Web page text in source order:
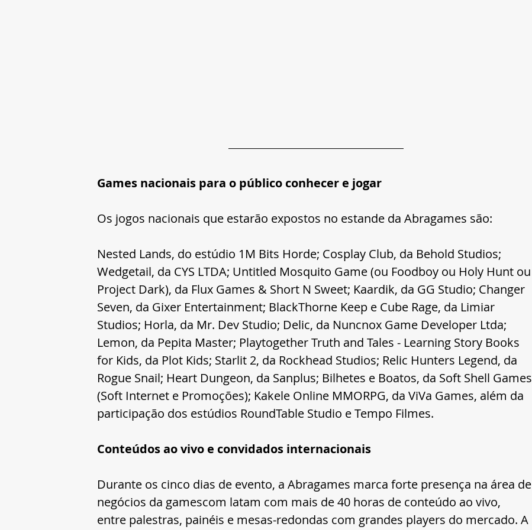
Games nacionais para o público conhecer e jogar
Os jogos nacionais que estarão expostos no estande da Abragames são:
Nested Lands, do estúdio 1M Bits Horde; Cosplay Club, da Behold Studios;
Wedgetail, da CYS LTDA; Untitled Mosquito Game (ou Foodboy ou Holy Hunt ou
Project Dark), da Flux Games & Short N Sweet; Kaardik, da GG Studio; Changer
Seven, da Gixer Entertainment; BlackThorne Keep e Cube Rage, da Limiar
Studios; Horla, da Mr. Dev Studio; Delic, da Nuncnox Game Developer Ltda;
Lemon, da Pepita Master; Playtogether Truth and Tales - Learning Story Books
for Kids, da Plot Kids; Starlit 2, da Rockhead Studios; Relic Hunters Legend, da
Rogue Snail; Heart Dungeon, da Sanplus; Bilhetes e Boatos, da Soft Shell Games
(Soft Internet e Promoções); Kakele Online MMORPG, da ViVa Games, além da
participação dos estúdios RoundTable Studio e Tempo Filmes.
Conteúdos ao vivo e convidados internacionais
Durante os cinco dias de evento, a Abragames marca forte presença na área de
negócios da gamescom latam com mais de 40 horas de conteúdo ao vivo,
entre palestras, painéis e mesas-redondas com grandes players do mercado. A